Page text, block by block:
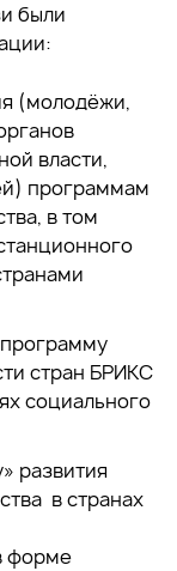
были
(молодёжи,
власти,
программам
в том
стран БРИКС
социального
развития
в странах
форме